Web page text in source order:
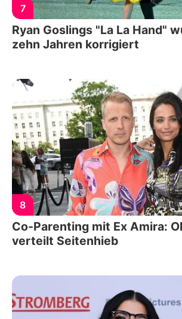
7
Ryan Goslings "La La Hand"
zehn Jahren korrigiert
8
Co-Parenting mit Ex Amira:
verteilt Seitenhieb